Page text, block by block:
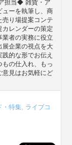
担当◆ 雑貨・ア
ューを執筆し、商
り場提案コンテ
カレンダーの策定
者の実務に役立
展企業の視点を大
的な形でお伝え
の仕入れ、もっ
意見はお気軽にど
・特集
ライブコ